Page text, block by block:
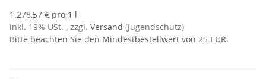
1.278,57 € pro 1 l
inkl. 19% USt. , zzgl. Versand (Jugendschutz)
Bitte beachten Sie den Mindestbestellwert von 25 EUR.